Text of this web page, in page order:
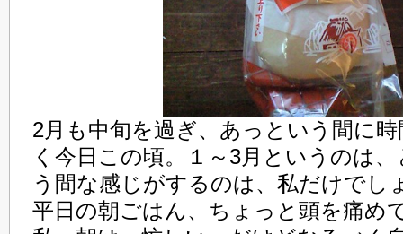
2月も中旬を過ぎ、あっという間に
く今日この頃。１～3月というのは
う間な感じがするのは、私だけでし
平日の朝ごはん、ちょっと頭を痛め